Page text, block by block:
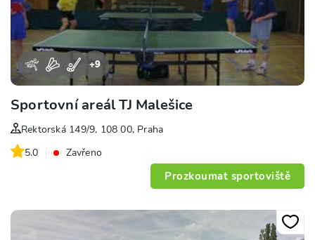
+9
Sportovní areál TJ Malešice
Rektorská 149/9, 108 00, Praha
5.0
Zavřeno
Prozkoumat sportoviště